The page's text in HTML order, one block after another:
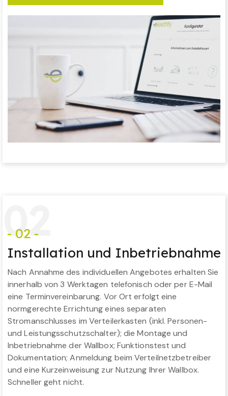
02
- 02 -
Installation und Inbetriebnahme
Nach Annahme des individuellen Angebotes erhalten Sie
innerhalb von 3 Werktagen telefonisch oder per E-Mail
eine Terminvereinbarung. Vor Ort erfolgt eine
normgerechte Errichtung eines separaten
Stromanschlusses im Verteilerkasten (inkl. Personen-
und Leistungsschutzschalter); die Montage und
Inbetriebnahme der Wallbox; Funktionstest und
Dokumentation; Anmeldung beim Verteilnetzbetreiber
und eine Kurzeinweisung zur Nutzung Ihrer Wallbox.
Schneller geht nicht.